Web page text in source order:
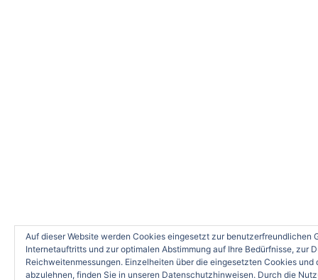
Auf dieser Website werden Cookies eingesetzt zur benutzerfreundlichen
Internetauftritts und zur optimalen Abstimmung auf Ihre Bedürfnisse, zur
Reichweitenmessungen. Einzelheiten über die eingesetzten Cookies
abzulehnen, finden Sie in unseren Datenschutzhinweisen. Durch die